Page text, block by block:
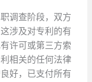
调查阶段，双方
涉及对专利的有
许可或第三方索
相关的任何法律
好，已支付所有